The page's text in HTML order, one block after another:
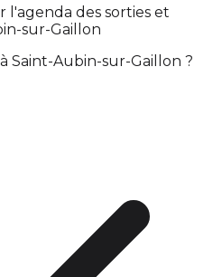
l'agenda des sorties et
sur-Gaillon
Saint-Aubin-sur-Gaillon ?